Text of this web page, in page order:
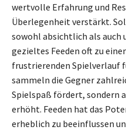
wertvolle Erfahrung und
Überlegenheit verstärkt.
sowohl absichtlich als
gezieltes Feeden oft zu
frustrierenden Spielverlauf
sammeln die Gegner
Spielspaß fördert, sondern
erhöht. Feeden hat das
erheblich zu beeinflussen